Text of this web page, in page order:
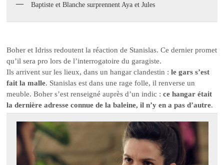
Baptiste et Blanche surprennent Aya et Jules
Boher et Idriss redoutent la réaction de Stanislas. Ce dernier promet
qu’il sera pro lors de l’interrogatoire du garagiste.
Ils arrivent sur les lieux, dans un hangar clandestin :le gars s’est
fait la malle. Stanislas est dans une rage folle, il renverse un
meuble. Boher s’est renseigné auprès d’un indic :ce hangar était
la dernière adresse connue de la baleine, il n’y en a pas d’autre.